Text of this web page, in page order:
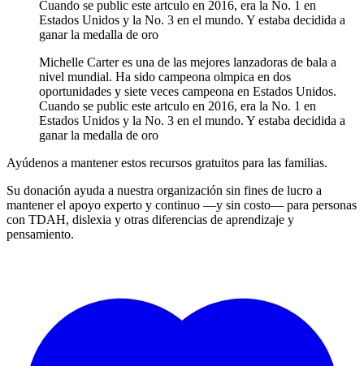
Cuando se public este artculo en 2016, era la No. 1 en
Estados Unidos y la No. 3 en el mundo. Y estaba decidida a
ganar la medalla de oro
Michelle Carter es una de las mejores lanzadoras de bala a
nivel mundial. Ha sido campeona olmpica en dos
oportunidades y siete veces campeona en Estados Unidos.
Cuando se public este artculo en 2016, era la No. 1 en
Estados Unidos y la No. 3 en el mundo. Y estaba decidida a
ganar la medalla de oro
Ayúdenos a mantener estos recursos gratuitos para las familias.
Su donación ayuda a nuestra organización sin fines de lucro a
mantener el apoyo experto y continuo —y sin costo— para personas
con TDAH, dislexia y otras diferencias de aprendizaje y
pensamiento.